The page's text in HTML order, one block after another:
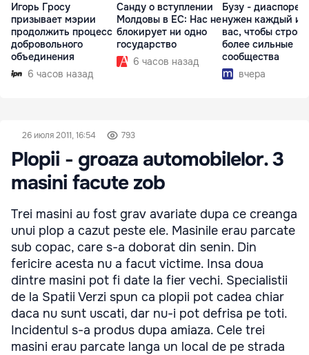
Игорь Гросу
призывает мэрии
продолжить процесс
добровольного
объединения
6 часов назад
Санду о вступлении
Молдовы в ЕС: Нас не
блокирует ни одно
государство
6 часов назад
Бузу - диаспоре:
нужен каждый из
вас, чтобы
более сильные
сообщества
вчера
26 июля 2011, 16:54 793
Plopii - groaza automobilelor. 3
masini facute zob
Trei masini au fost grav avariate dupa ce creanga
unui plop a cazut peste ele. Masinile erau parcate
sub copac, care s-a doborat din senin. Din
fericire acesta nu a facut victime. Insa doua
dintre masini pot fi date la fier vechi. Specialistii
de la Spatii Verzi spun ca plopii pot cadea chiar
daca nu sunt uscati, dar nu-i pot defrisa pe toti.
Incidentul s-a produs dupa amiaza. Cele trei
masini erau parcate langa un local de pe strada